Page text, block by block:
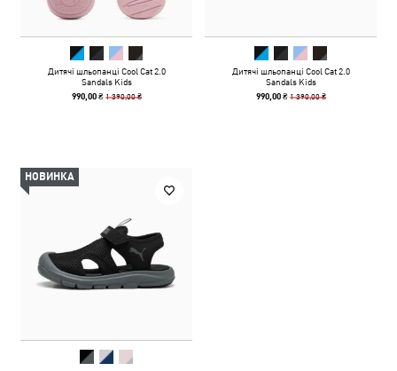
Дитячі шльопанці Cool Cat 2.0
Sandals Kids
990,00 ₴ 1 390,00 ₴
Дитячі шльопанці Cool Cat 2.0
Sandals Kids
990,00 ₴ 1 390,00 ₴
НОВИНКА